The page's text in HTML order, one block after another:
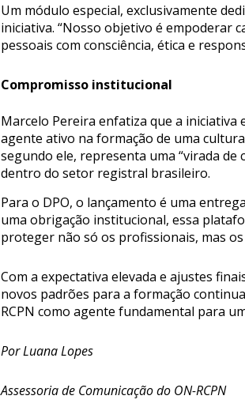
Um módulo especial, exclusivamente
iniciativa. “Nosso objetivo é empoderar
pessoais com consciência, ética e
Compromisso institucional
Marcelo Pereira enfatiza que a iniciativa
agente ativo na formação de uma
segundo ele, representa uma “virada
dentro do setor registral brasileiro.
Para o DPO, o lançamento é uma
uma obrigação institucional, essa
proteger não só os profissionais, mas
Com a expectativa elevada e ajustes
novos padrões para a formação
RCPN como agente fundamental para
Por Luana Lopes
Assessoria de Comunicação do ON-RCPN